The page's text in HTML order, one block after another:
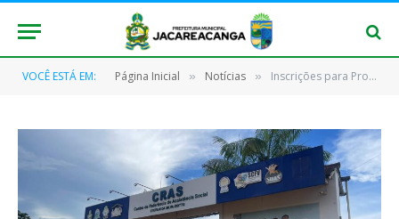
VOCÊ ESTÁ EM: Página Inicial » Notícias » Inscrições para Programa Jovem Cidadão em Jacareacanga estão abertas